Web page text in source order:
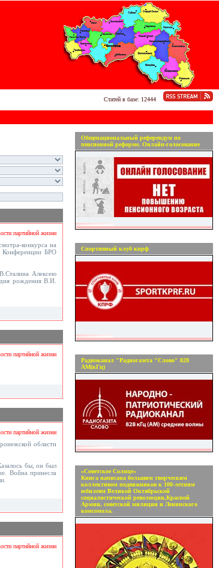
Статей в базе: 12444
партийной жизни
конкурса на
Конференции БРО
Алексею
рождения В.И.
партийной жизни
партийной жизни
области
бы, он был
Война принесла
партийной жизни
Общенациональный референдум по
пенсионной реформе. Онлайн-голосование
Спортивный клуб кпрф
Радиоканал "Радиогазета "Слово" 828
АМ(кГц)
«Советское Солнце»
Книга написана большим творческим
коллективом подвижников к 100-летним
юбилеям Великой Октябрьской
социалистической революции,Красной
Армии, советской милиции и Ленинского
комсомола.